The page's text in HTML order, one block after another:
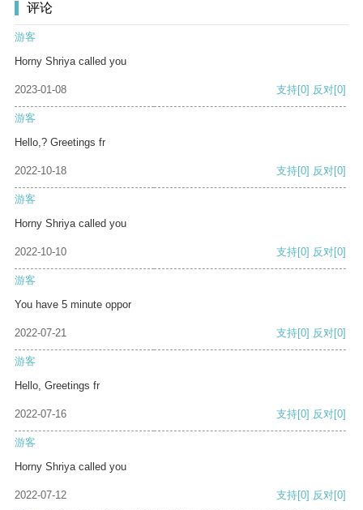
评论
游客
Horny Shriya called you
2023-01-08 支持[0] 反对[0]
游客
Hello,? Greetings fr
2022-10-18 支持[0] 反对[0]
游客
Horny Shriya called you
2022-10-10 支持[0] 反对[0]
游客
You have 5 minute oppor
2022-07-21 支持[0] 反对[0]
游客
Hello, Greetings fr
2022-07-16 支持[0] 反对[0]
游客
Horny Shriya called you
2022-07-12 支持[0] 反对[0]